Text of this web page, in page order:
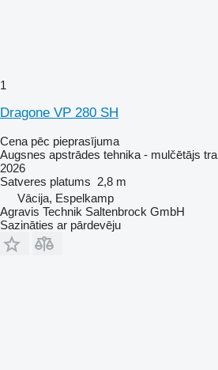
1
Dragone VP 280 SH
Cena pēc pieprasījuma
Augsnes apstrādes tehnika - mulčētājs
2026
Satveres platums 2,8 m
Vācija, Espelkamp
Agravis Technik Saltenbrock GmbH
Sazināties ar pārdevēju